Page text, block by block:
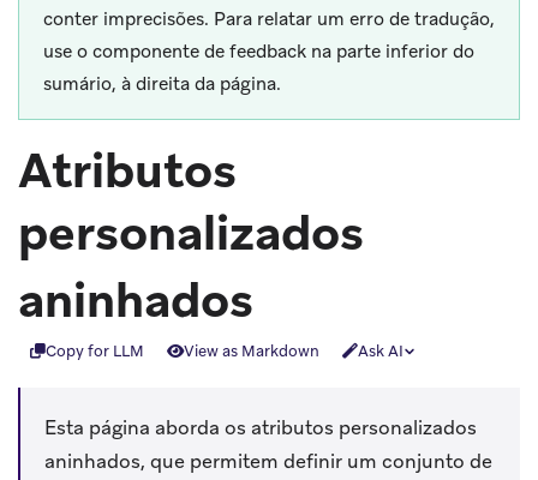
conter imprecisões. Para relatar um erro de tradução,
use o componente de feedback na parte inferior do
sumário, à direita da página.
Atributos
personalizados
aninhados
Copy for LLM View as Markdown Ask AI
Esta página aborda os atributos personalizados
aninhados, que permitem definir um conjunto de